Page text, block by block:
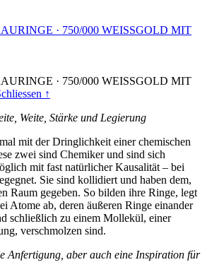
· 750/000 WEISSGOLD MIT
· 750/000 WEISSGOLD MIT
↑
Weite, Stärke und Legierung
mit der Dringlichkeit einer chemischen
zwei sind Chemiker und sind sich
mit fast natürlicher Kausalität – bei
Sie sind kollidiert und haben dem,
Raum gegeben. So bilden ihre Ringe, legt
Atome ab, deren äußeren Ringe einander
schließlich zu einem Mollekül, einer
verschmolzen sind.
Anfertigung, aber auch eine Inspiration für